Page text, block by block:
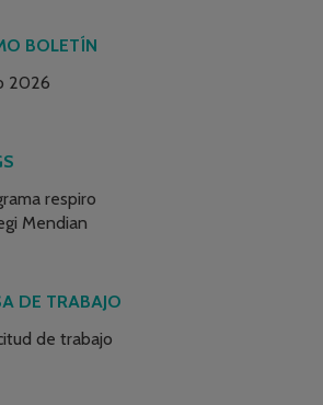
BOLETÍN
2026
respiro
Mendian
DE TRABAJO
de trabajo